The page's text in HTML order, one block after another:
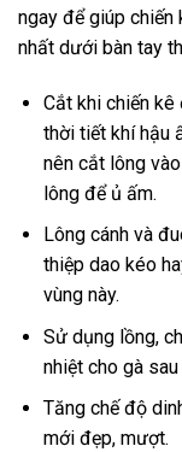
ngay để giúp chiến
nhất dưới bàn tay
Cắt khi chiến
thời tiết khí hậu
nên cắt lông
lông để ủ ấm.
Lông cánh và
thiệp dao kéo
vùng này.
Sử dụng lồng,
nhiệt cho gà
Tăng chế độ
mới đẹp, mượt.